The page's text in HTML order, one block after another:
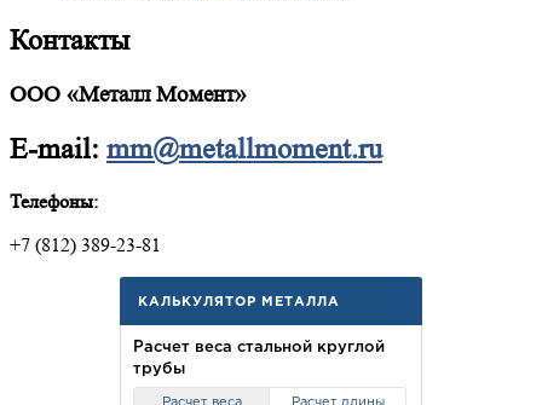
Контакты
ООО «Металл Момент»
E-mail: mm@metallmoment.ru
Телефоны:
+7 (812) 389-23-81